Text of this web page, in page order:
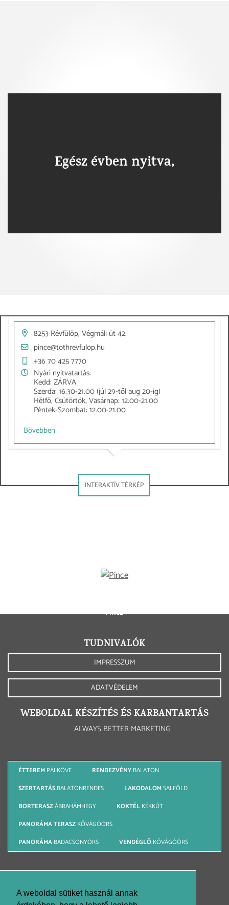
A weboldal sütiket használ annak
Egész évben nyitva,
8253 Révfülöp, Végmáli út 42.
pince@tothrevfulop.hu
+36 70 425 7770
Nyári nyitvatartás:
Kedd: ZÁRVA
Szerda: 16.30-21.00 (júl 29-től aug 20-ig)
Hétfő, Csütörtök, Vasárnap: 12.00-21.00
Péntek-Szombat: 12.00-21.00
Bővebben
INTERAKTÍV TÉRKÉP
PINCE
ÉTTEREM PÁLKÖVE RENDEZVÉNY BALATON
SZERTARTÁS BALATONRENDES LAKODALOMSALFÖLD
BORTERASZÁBRAHÁMHEGY KOKTÉL KÉKKÚT
PANORÁMA TERASZ KŐVÁGÓÖRS
PANORÁMA BADACSONYÖRS VENDÉGLŐ KŐVÁGÓÖRS
TUDNIVALÓK
IMPRESSZUM
ADATVÉDELEM
WEBOLDAL KÉSZÍTÉS ÉS KARBANTARTÁS
ALWAYS BETTER MARKETING